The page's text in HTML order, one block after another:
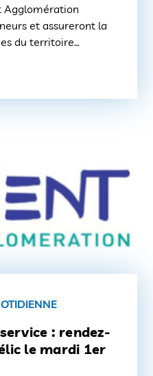
Agglomération
et assureront la
du territoire
par des
: rendez-
le mardi 1er